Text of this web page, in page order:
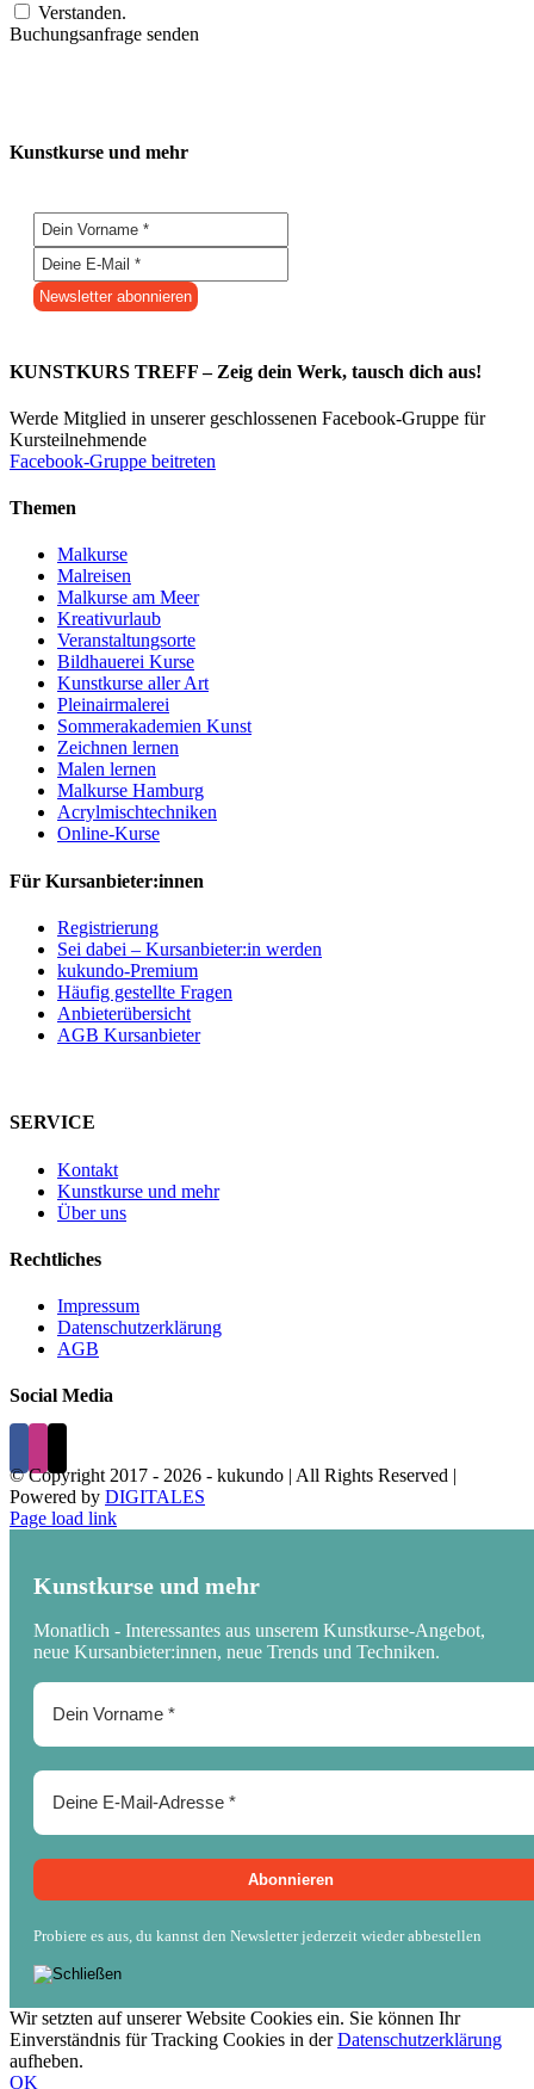
Verstanden.
Buchungsanfrage senden
Kunstkurse und mehr
KUNSTKURS TREFF – Zeig dein Werk, tausch dich aus!
Werde Mitglied in unserer geschlossenen Facebook-Gruppe für
Kursteilnehmende
Facebook-Gruppe beitreten
Themen
Malkurse
Malreisen
Malkurse am Meer
Kreativurlaub
Veranstaltungsorte
Bildhauerei Kurse
Kunstkurse aller Art
Pleinairmalerei
Sommerakademien Kunst
Zeichnen lernen
Malen lernen
Malkurse Hamburg
Acrylmischtechniken
Online-Kurse
Für Kursanbieter:innen
Registrierung
Sei dabei – Kursanbieter:in werden
kukundo-Premium
Häufig gestellte Fragen
Anbieterübersicht
AGB Kursanbieter
SERVICE
Kontakt
Kunstkurse und mehr
Über uns
Rechtliches
Impressum
Datenschutzerklärung
AGB
Social Media
© Copyright 2017 - 2026 - kukundo | All Rights Reserved |
Powered by DIGITALES
Page load link
Kunstkurse und mehr
Monatlich - Interessantes aus unserem Kunstkurse-Angebot,
neue Kursanbieter:innen, neue Trends und Techniken.
Probiere es aus, du kannst den Newsletter jederzeit wieder abbestellen
Wir setzten auf unserer Website Cookies ein. Sie können Ihr
Einverständnis für Tracking Cookies in derDatenschutzerklärung
aufheben.
OK